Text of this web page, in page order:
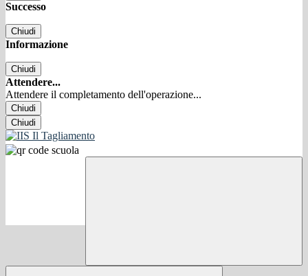
Successo
Chiudi
Informazione
Chiudi
Attendere...
Attendere il completamento dell'operazione...
Chiudi
Chiudi